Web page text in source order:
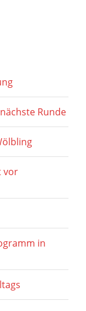
Runde
vor
in